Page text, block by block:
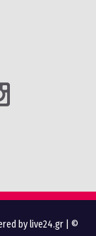
by live24.gr | ©